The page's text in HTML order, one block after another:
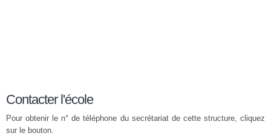
Contacter l'école
Pour obtenir le n° de téléphone du secrétariat de cette structure, cliquez
sur le bouton.